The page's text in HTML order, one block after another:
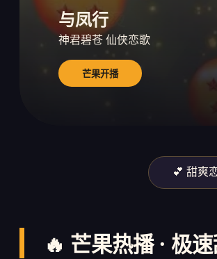
与凤行
神君碧苍 仙侠恋歌
芒果开播
热辣滚烫
为自己赢一次
芒果开播
歌手2024
直播竞演 封神舞台
芒果开播
💕 甜爽
🔥 芒果热播 · 极